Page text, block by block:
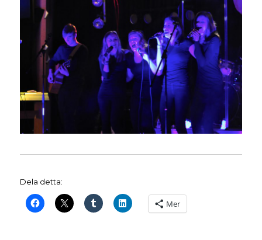
Dela detta:
Mer